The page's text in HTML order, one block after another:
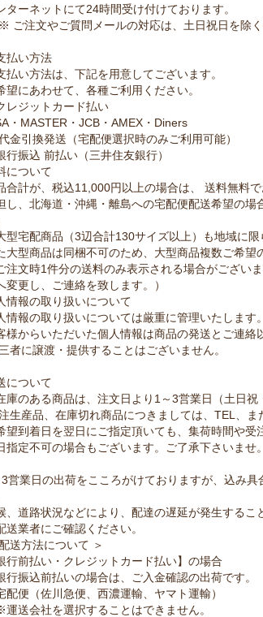
ターネットにて24時間受け付けております。
ご注文やご質問メールの対応は、土日祝日を除く
払い方法
払い方法は、下記を用意してございます。
望にあわせて、各種ご利用ください。
レジットカード払い
・MASTER・JCB・AMEX・Diners
金引換発送（宅配便選択時のみご利用可能）
行振込 前払い（三井住友銀行）
について
合計が、税込11,000円以上の場合は、 送料無料で
し、北海道・沖縄・離島への宅配便配送希望の場
型宅配商品（3辺合計130サイズ以上）も地域に限
大型商品は同梱不可のため、大型商品複数ご希望
注文時1件分の送料のみ表示される場合がござい
変更し、ご連絡を致します。）
情報の取り扱いについて
情報の取り扱いについては厳重に管理いたします。
様からいただいた個人情報は商品の発送とご連絡
者に譲渡・提供することはございません。
について
庫のある商品は、注文日より1～3営業日（土日
生産品、在庫切れ商品につきましては、TEL、ま
望到着日を翌日にご指定頂いても、集荷時間や受
指定不可の場合もございます。ご了承下さいませ。
3営業日の出荷をこころがけておりますが、込み
、道路状況などにより、配達の遅延が発生するこ
送業者にご確認ください。
送方法について ＞
行前払い・クレジットカード払い】の場合
行振込前払いの場合は、ご入金確認の出荷です。
配便（佐川急便、西濃運輸、ヤマト運輸）
運送会社を選択することはできません。